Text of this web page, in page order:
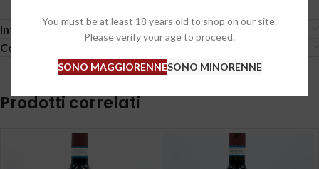
You must be at least 18 years old to shop on our site.
Please verify your age to proceed.
SONO MAGGIORENNESONO MINORENNE
Informazioni aggiuntive
Condizioni generali / General conditions
Prodotti correlati